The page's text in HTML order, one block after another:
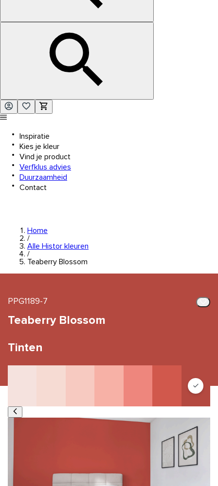
Inspiratie
Kies je kleur
Vind je product
Verfklus advies
Duurzaamheid
Contact
Home
/
Alle Histor kleuren
/
Teaberry Blossom
PPG1189-7
Teaberry Blossom
Tinten